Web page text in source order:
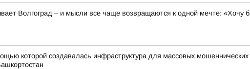
Волгоград – и мысли все чаще возвращаются к одной мечте: «Хочу
которой создавалась инфраструктура для массовых